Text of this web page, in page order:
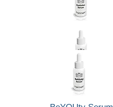
Asolution